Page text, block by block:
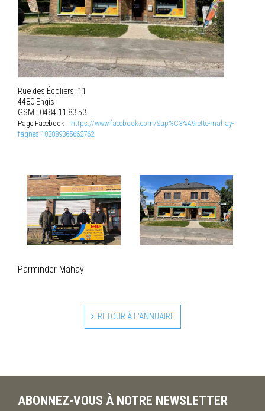
Rue des Écoliers, 11
4480 Engis
GSM : 0484 11 83 53
Page Facebook : https://www.facebook.com/Sup%C3%A9rette-mahay-
fagnes-103889365662762
Parminder Mahay
RETOUR À L'ANNUAIRE
ABONNEZ-VOUS À NOTRE NEWSLETTER